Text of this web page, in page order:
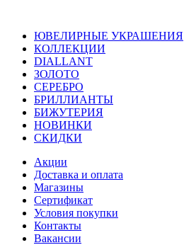
ЮВЕЛИРНЫЕ УКРАШЕНИЯ
КОЛЛЕКЦИИ
DIALLANT
ЗОЛОТО
СЕРЕБРО
БРИЛЛИАНТЫ
БИЖУТЕРИЯ
НОВИНКИ
СКИДКИ
Акции
Доставка и оплата
Магазины
Сертификат
Условия покупки
Контакты
Вакансии